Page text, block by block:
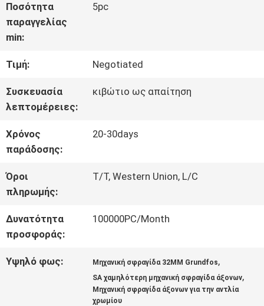
ΠΟΙΟΤΙΚΌΣ
ΈΛΕΓΧΟΣ
ΜΑΣ
ΕΛΆΤΕ
ΣΕ
ΕΠΑΦΉ
ΜΕ
ΖΗΤΉΣΤΕ
ΈΝΑ
ΑΠΌΣΠΑΣΜΑ
Ποσότητα
παραγγελίας
min:
5pc
Τιμή: Negotiated
Συσκευασία
λεπτομέρειες:
κιβώτιο ως απαίτηση
Χρόνος
παράδοσης:
20-30days
Όροι
πληρωμής:
T/T, Western Union, L/C
Δυνατότητα
προσφοράς:
100000PC/Month
Υψηλό φως: Μηχανική σφραγίδα 32MM Grundfos,
SA χαμηλότερη μηχανική σφραγίδα άξονων,
Μηχανική σφραγίδα άξονων για την αντλία
χρωμίου